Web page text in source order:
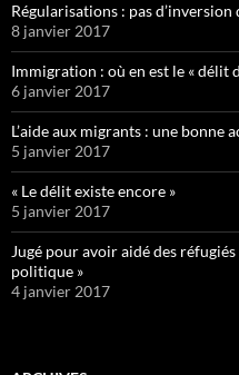
Régularisations : pas d’inversion
8 janvier 2017
Immigration : où en est le « délit
6 janvier 2017
L’aide aux migrants : une bonne
5 janvier 2017
« Le délit existe encore »
5 janvier 2017
Jugé pour avoir aidé des
politique »
4 janvier 2017